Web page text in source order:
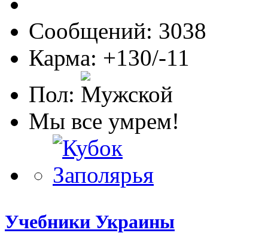
Сообщений: 3038
Карма: +130/-11
Пол:
Мы все умрем!
Учебники Украины